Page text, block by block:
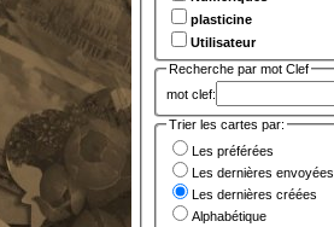
plasticine
Utilisateur
Recherche par mot Clef
mot clef:
Trier les cartes par:
Les préférées
Les dernières envoyées
Les dernières créées
Alphabétique